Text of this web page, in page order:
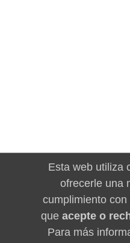
Esta web utiliza
ofrecerle una
cumplimiento
que acepte o
Para más